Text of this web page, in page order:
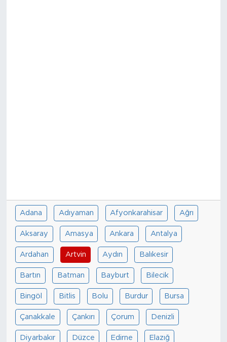
Adana Adıyaman Afyonkarahisar Ağrı
Aksaray Amasya Ankara Antalya
Ardahan Artvin Aydın Balıkesir
Bartın Batman Bayburt Bilecik
Bingöl Bitlis Bolu Burdur Bursa
Çanakkale Çankırı Çorum Denizli
Diyarbakır Düzce Edirne Elazığ